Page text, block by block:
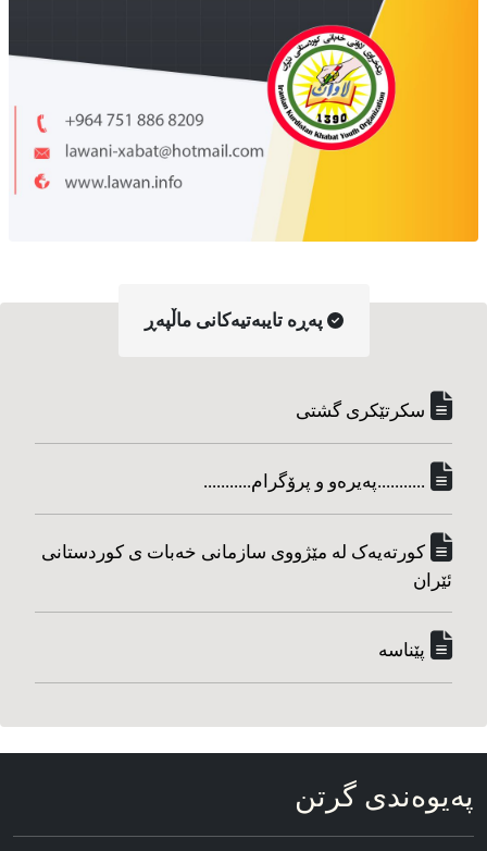
په‌ڕه‌ تایبه‌تیه‌کانی ماڵپه‌ڕ
سکرتێکری گشتی
...........په‌یره‌و و پرۆگرام...........
کورته‌یه‌ک له مێژووی سازمانی خه‌بات ی کوردستانی
ئێران
پێناسه‌
په‌یوه‌ندی گرتن